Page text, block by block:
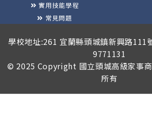
實用技能學程
常見問題
學校地址:261 宜蘭縣頭城鎮新興路111
9771131
© 2025 Copyright 國立頭城高級家事
所有